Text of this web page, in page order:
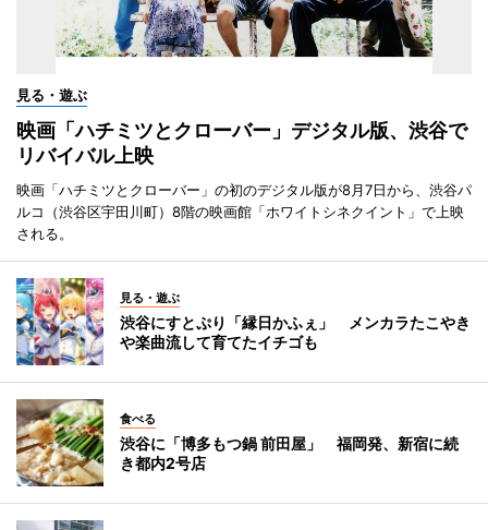
見る・遊ぶ
映画「ハチミツとクローバー」デジタル版、渋谷で
リバイバル上映
映画「ハチミツとクローバー」の初のデジタル版が8月7日から、渋谷パ
ルコ（渋谷区宇田川町）8階の映画館「ホワイトシネクイント」で上映
される。
見る・遊ぶ
渋谷にすとぷり「縁日かふぇ」 メンカラたこやき
や楽曲流して育てたイチゴも
食べる
渋谷に「博多もつ鍋 前田屋」 福岡発、新宿に続
き都内2号店